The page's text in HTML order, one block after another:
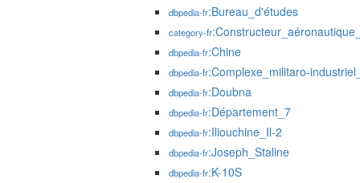
dbpedia-fr:Bureau_d'études
category-fr
dbpedia-fr:Chine
dbpedia-fr:Complexe_militaro-
dbpedia-fr:Doubna
dbpedia-fr:Département_7
dbpedia-fr:Iliouchine_Il-2
dbpedia-fr:Joseph_Staline
dbpedia-fr:K-10S